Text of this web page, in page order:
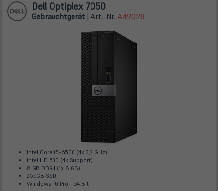
Dell Optiplex 7050
Gebrauchtgerät | Art.-Nr. A49028
Intel Core i5-6500 (4x 3,2 GHz)
Intel HD 530 (4k Support)
8 GB DDR4 (1x 8 GB)
256GB SSD
Windows 10 Pro - 64 Bit